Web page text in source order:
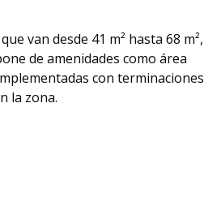
van desde 41 m² hasta 68 m²,
de amenidades como área
con terminaciones
la zona.